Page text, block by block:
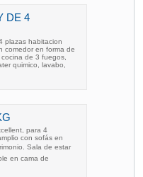
DE 4
plazas habitacion
comedor en forma de
de 3 fuegos,
quimico, lavabo,
para 4
con sofás en
Sala de estar
en cama de